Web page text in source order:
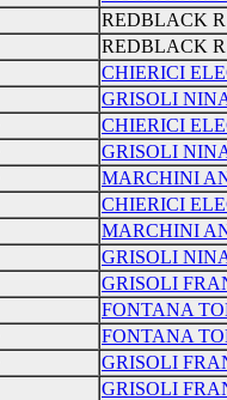
REDBLACK
REDBLACK
CHIERICI
GRISOLI
CHIERICI
GRISOLI
MARCHINI
CHIERICI
MARCHINI
GRISOLI
GRISOLI
FONTANA
FONTANA
GRISOLI
GRISOLI